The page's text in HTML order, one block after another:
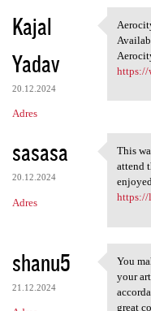
Kajal
Yadav
20.12.2024
Adres
https://
sasasa
20.12.2024
Adres
This
This
attend
https://
shanu5
21.12.2024
You
You
your
great